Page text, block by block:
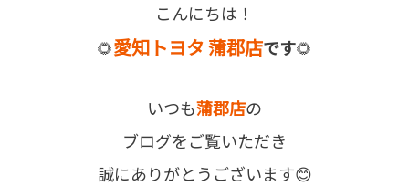
こんにちは！
🌻愛知トヨタ 蒲郡店です🌻
いつも蒲郡店の
ブログをご覧いただき
誠にありがとうございます😊